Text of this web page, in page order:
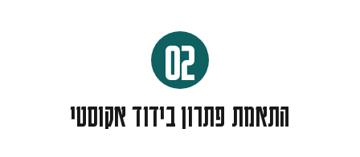
02
התאמת פתרון בידוד אקוסטי